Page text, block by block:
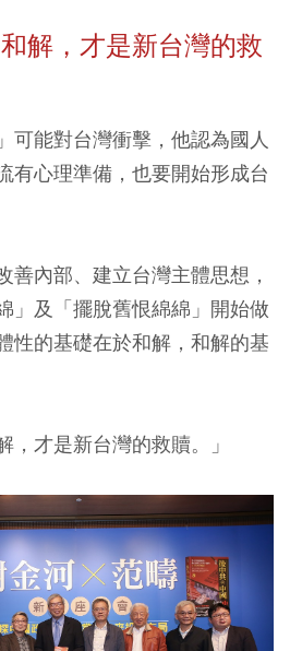
解，才是新台灣的救
可能對台灣衝擊，他認為國人
有心理準備，也要開始形成台
善內部、建立台灣主體思想，
」及「擺脫舊恨綿綿」開始做
性的基礎在於和解，和解的基
，才是新台灣的救贖。」